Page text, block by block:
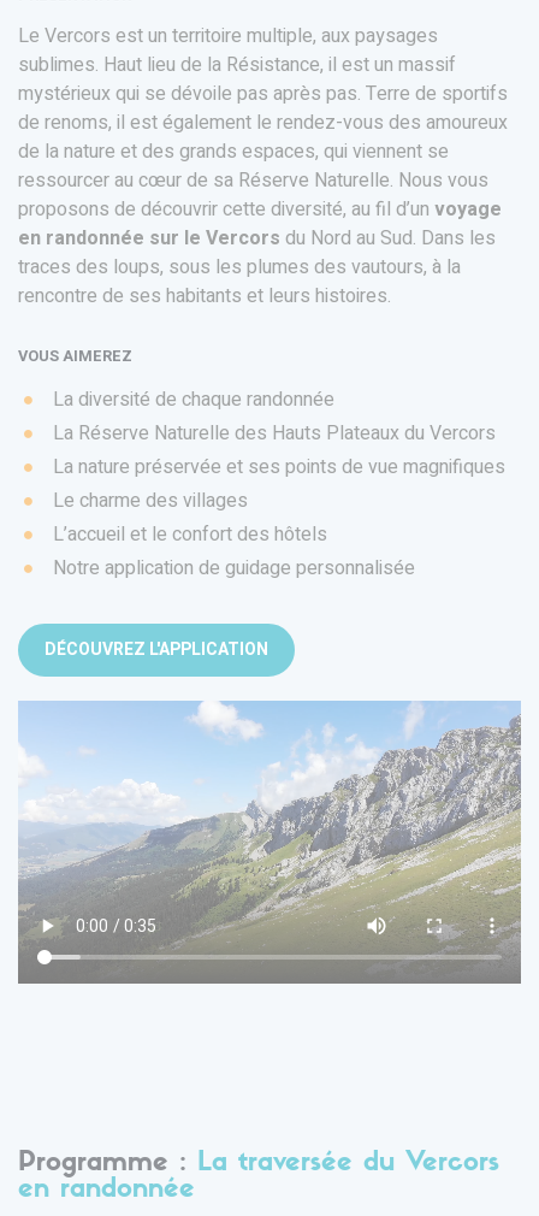
Le Vercors est un territoire multiple, aux paysages
sublimes. Haut lieu de la Résistance, il est un massif
mystérieux qui se dévoile pas après pas. Terre de sportifs
de renoms, il est également le rendez-vous des amoureux
de la nature et des grands espaces, qui viennent se
ressourcer au cœur de sa Réserve Naturelle. Nous vous
proposons de découvrir cette diversité, au fil d’un voyage
en randonnée sur le Vercors du Nord au Sud. Dans les
traces des loups, sous les plumes des vautours, à la
rencontre de ses habitants et leurs histoires.
VOUS AIMEREZ
La diversité de chaque randonnée
La Réserve Naturelle des Hauts Plateaux du Vercors
La nature préservée et ses points de vue magnifiques
Le charme des villages
L’accueil et le confort des hôtels
Notre application de guidage personnalisée
DÉCOUVREZ L'APPLICATION
Programme : La traversée du Vercors
en randonnée